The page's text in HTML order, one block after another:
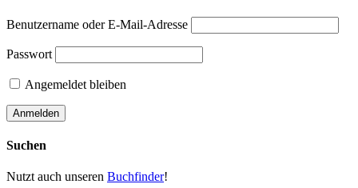
Benutzername oder E-Mail-Adresse
Passwort
Angemeldet bleiben
Suchen
Nutzt auch unseren Buchfinder!